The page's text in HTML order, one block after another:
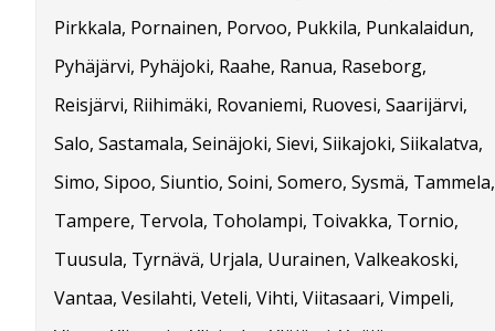
Pirkkala, Pornainen, Porvoo, Pukkila, Punkalaidun,
Pyhäjärvi, Pyhäjoki, Raahe, Ranua, Raseborg,
Reisjärvi, Riihimäki, Rovaniemi, Ruovesi, Saarijärvi,
Salo, Sastamala, Seinäjoki, Sievi, Siikajoki, Siikalatva,
Simo, Sipoo, Siuntio, Soini, Somero, Sysmä, Tammela,
Tampere, Tervola, Toholampi, Toivakka, Tornio,
Tuusula, Tyrnävä, Urjala, Uurainen, Valkeakoski,
Vantaa, Vesilahti, Veteli, Vihti, Viitasaari, Vimpeli,